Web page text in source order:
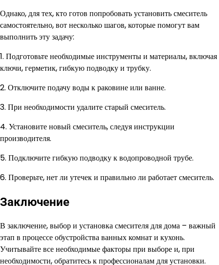
Однако, для тех, кто готов попробовать установить смеситель
самостоятельно, вот несколько шагов, которые помогут вам
выполнить эту задачу:
1. Подготовьте необходимые инструменты и материалы, включая
ключи, герметик, гибкую подводку и трубку.
2. Отключите подачу воды к раковине или ванне.
3. При необходимости удалите старый смеситель.
4. Установите новый смеситель, следуя инструкции
производителя.
5. Подключите гибкую подводку к водопроводной трубе.
6. Проверьте, нет ли утечек и правильно ли работает смеситель.
Заключение
В заключение, выбор и установка смесителя для дома – важный
этап в процессе обустройства ванных комнат и кухонь.
Учитывайте все необходимые факторы при выборе и, при
необходимости, обратитесь к профессионалам для установки.